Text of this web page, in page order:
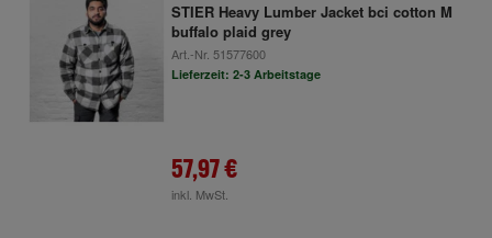
STIER Heavy Lumber Jacket bci cotton M
buffalo plaid grey
Art.-Nr. 51577600
Lieferzeit: 2-3 Arbeitstage
57,97 €
inkl. MwSt.